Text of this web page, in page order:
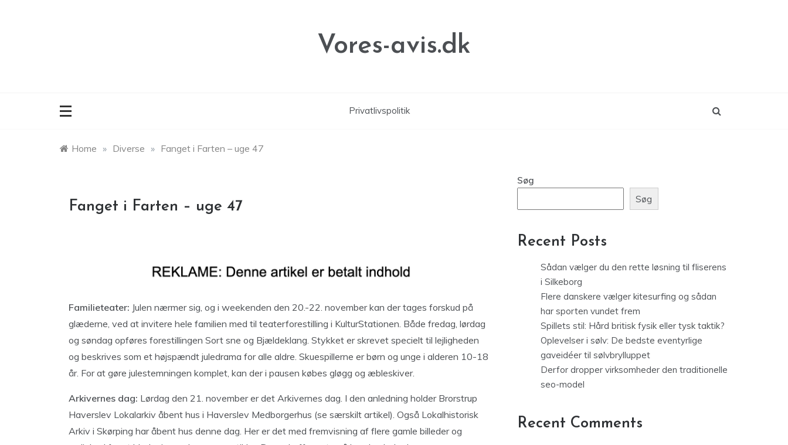
Vores-avis.dk
Privatlivspolitik
Home » Diverse » Fanget i Farten – uge 47
Fanget i Farten – uge 47
Familieteater: Julen nærmer sig, og i weekenden den 20.-22. november kan der tages forskud på
glæderne, ved at invitere hele familien med til teaterforestilling i KulturStationen. Både fredag, lørdag
og søndag opføres forestillingen Sort sne og Bjældeklang. Stykket er skrevet specielt til lejligheden
og beskrives som et højspændt juledrama for alle aldre. Skuespillerne er børn og unge i alderen 10-18
år. For at gøre julestemningen komplet, kan der i pausen købes gløgg og æbleskiver.
Arkivernes dag: Lørdag den 21. november er det Arkivernes dag. I den anledning holder Brorstrup
Haverslev Lokalarkiv åbent hus i Haverslev Medborgerhus (se særskilt artikel). Også Lokalhistorisk
Arkiv i Skørping har åbent hus denne dag. Her er det med fremvisning af flere gamle billeder og
Søg
Søg
Recent Posts
Sådan vælger du den rette løsning til fliserens
i Silkeborg
Flere danskere vælger kitesurfing og sådan
har sporten vundet frem
Spillets stil: Hård britisk fysik eller tysk taktik?
Oplevelser i sølv: De bedste eventyrlige
gaveidéer til sølvbrylluppet
Derfor dropper virksomheder den traditionelle
seo-model
Recent Comments